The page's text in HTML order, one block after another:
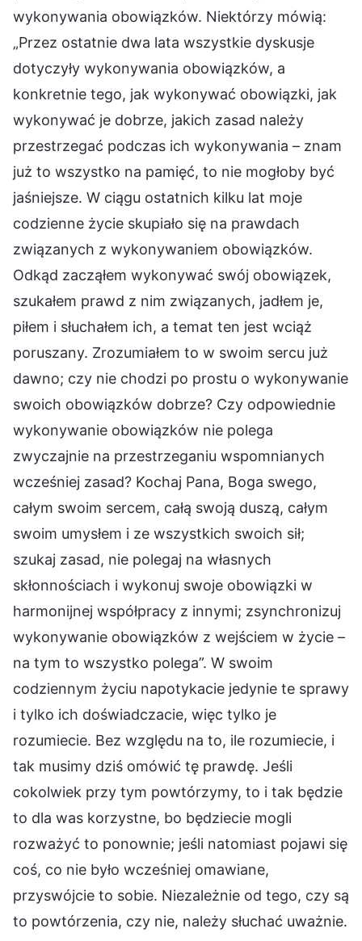
wykonywania obowiązków. Niektórzy mówią:
„Przez ostatnie dwa lata wszystkie dyskusje
dotyczyły wykonywania obowiązków, a
konkretnie tego, jak wykonywać obowiązki, jak
wykonywać je dobrze, jakich zasad należy
przestrzegać podczas ich wykonywania – znam
już to wszystko na pamięć, to nie mogłoby być
jaśniejsze. W ciągu ostatnich kilku lat moje
codzienne życie skupiało się na prawdach
związanych z wykonywaniem obowiązków.
Odkąd zacząłem wykonywać swój obowiązek,
szukałem prawd z nim związanych, jadłem je,
piłem i słuchałem ich, a temat ten jest wciąż
poruszany. Zrozumiałem to w swoim sercu już
dawno; czy nie chodzi po prostu o wykonywanie
swoich obowiązków dobrze? Czy odpowiednie
wykonywanie obowiązków nie polega
zwyczajnie na przestrzeganiu wspomnianych
wcześniej zasad? Kochaj Pana, Boga swego,
całym swoim sercem, całą swoją duszą, całym
swoim umysłem i ze wszystkich swoich sił;
szukaj zasad, nie polegaj na własnych
skłonnościach i wykonuj swoje obowiązki w
harmonijnej współpracy z innymi; zsynchronizuj
wykonywanie obowiązków z wejściem w życie –
na tym to wszystko polega”. W swoim
codziennym życiu napotykacie jedynie te sprawy
i tylko ich doświadczacie, więc tylko je
rozumiecie. Bez względu na to, ile rozumiecie, i
tak musimy dziś omówić tę prawdę. Jeśli
cokolwiek przy tym powtórzymy, to i tak będzie
to dla was korzystne, bo będziecie mogli
rozważyć to ponownie; jeśli natomiast pojawi się
coś, co nie było wcześniej omawiane,
przyswójcie to sobie. Niezależnie od tego, czy są
to powtórzenia, czy nie, należy słuchać uważnie.